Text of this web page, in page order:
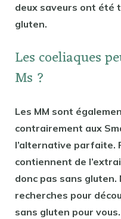
deux saveurs ont été
gluten.
Les coeliaques
Ms ?
Les MM sont
contrairement aux
l’alternative parfaite.
contiennent de
donc pas sans
recherches pour
sans gluten pour vous.